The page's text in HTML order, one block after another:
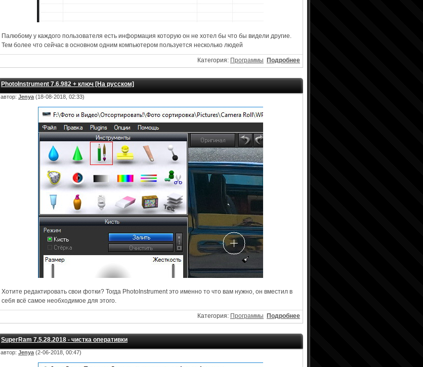
Палюбому у каждого пользователя есть информация которую он не хотел бы что бы видели другие.
Тем более что сейчас в основном одним компьютером пользуется несколько людей
Категория: Программы Подробнее
PhotoInstrument 7.6.982 + ключ [На русском]
автор: Jenya (18-08-2018, 02:33)
Хотите редактировать свои фотки? Тогда PhotoInstrument это именно то что вам нужно, он вместил в
себя всё самое необходимое для этого.
Категория: Программы Подробнее
SuperRam 7.5.28.2018 - чистка оперативки
автор: Jenya (2-06-2018, 00:47)